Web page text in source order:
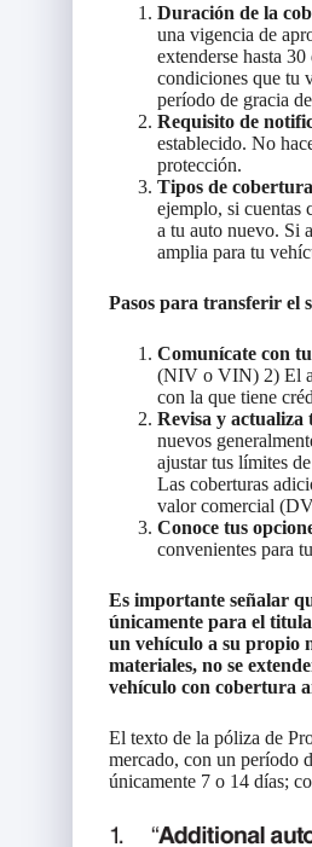
Duración de la
una vigencia de
extenderse hasta
condiciones que tu
período de gracia
Requisito de
establecido. No
protección.
Tipos de
ejemplo, si cuentas
a tu auto nuevo. Si
amplia para tu
Pasos para transferir el
Comunícate con
(NIV o VIN) 2) El
con la que tiene
Revisa y actualiza
nuevos
ajustar tus límites
Las coberturas
valor comercial
Conoce tus
convenientes para
Es importante señalar
únicamente para el
un vehículo a su propio
materiales, no se
vehículo con cobertura
El texto de la póliza de
mercado, con un período
únicamente 7 o 14 días;